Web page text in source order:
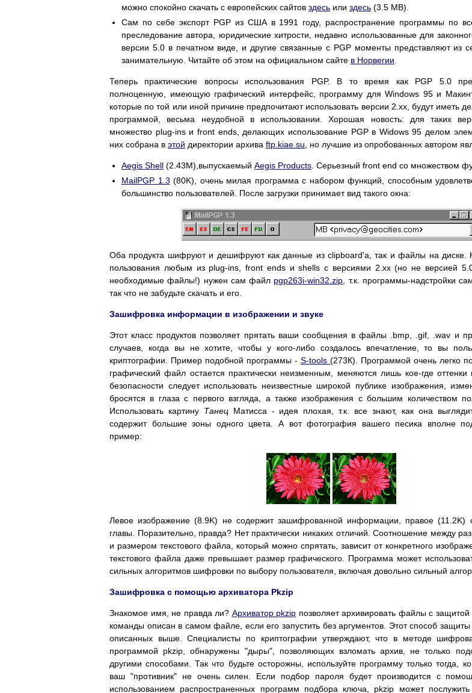
можно спокойно скачать с европейских сайтов здесь или здесь (3.5 MB).
Сам по себе экспорт PGP из США в 1991 году, распространение программы по
преследование автора, юридические хитрости, недавно использованные для
версии 5.0 в печатном виде, и другие связанные с PGP моменты представляют из
занимательную. Читайте об этом на официальном сайте в Норвегии
Теперь практические вопросы использования PGP. В то время как PGP 5.0
полноценную, имеющую графический интерфейс, программу для Windows 95 и
которые по той или иной причине предпочитают использовать версии 2.xx, будут иметь
программой, весьма неудобной в использовании. Хорошая новость: для таких
множество plug-ins и front ends, делающих использование PGP в Widows 95 делом
них собрана в этой директории архива ftp.kiae.su , но лучшие из опробованных автором
Aegis Shell (2.43M),выпускаемый Aegis Products . Серьезный front end со множеством
MailPGP 1.3 (80K), очень милая программа с набором функций, способным
большинство пользователей. После загрузки принимает вид такого окна:
Оба продукта шифруют и дешифруют как данные из clipboard'а, так и файлы на диске.
пользования любым из plug-ins, front ends и shells с версиями 2.xx (но не версией
необходимые файлы!) нужен сам файл pgp263i-win32.zip , т.к. программы-надстройки
так что не забудьте скачать и его.
Зашифровка информации в изображении и звуке
Этот класс продуктов позволяет прятать ваши сообщения в файлы .bmp, .gif, .wav и
случаев, когда вы не хотите, чтобы у кого-либо создалось впечатление, то вы
криптографии. Пример подобной программы - S-tools (273К). Программой очень легко
графический файл остается практически неизменным, меняются лишь кое-где
безопасности следует использовать неизвестные широкой публике изображения,
бросятся в глаза с первого взгляда, а также изображения с большим количеством
Использовать картину ТанецМатисса - идея плохая, т.к. все знают, как она
содержит большие зоны одного цвета. А вот фотография вашего песика вполне
пример:
Левое изображение (8.9K) не содержит зашифрованной информации, правое (11.2K)
главы. Поразительно, правда? Нет практически никаких отличий. Соотношение между
и размером текстового файла, который можно спрятать, зависит от конкретного
текстового файла даже превышает размер графического. Программа может
сильных алгоритмов шифровки по выбору пользователя, включая довольно сильный
Зашифровка с помощью архиватора Pkzip
Знакомое имя, не правда ли? Архиватор pkzip позволяет архивировать файлы с
команды описан в самом файле, если его запустить без аргументов. Этот способ защиты
описанных выше. Специалисты по криптографии утверждают, что в методе
программой pkzip, обнаружены "дыры", позволяющих взломать архив, не только
другими способами. Так что будьте осторожны, используйте программу только тогда,
ваш "противник" не очень силен. Если подбор пароля будет производится с
использованием распространенных программ подбора ключа, pkzip может